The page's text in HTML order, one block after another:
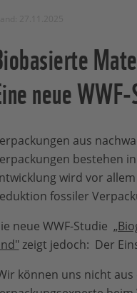
neue
aus
bestehen
wird vor
fossiler
neue WWF-Studie
zeigt jedoch: Der
können uns nicht